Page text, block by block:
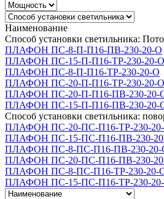
Наименование
Способ установки светильника:
ПЛАФОН ПС-8-П-П16-ПВ-230-20-О
ПЛАФОН ПС-15-П-П16-ТР-230-20-О
ПЛАФОН ПС-8-П-П16-ТР-230-20-О
ПЛАФОН ПС-20-П-П16-ТР-230-20-О
ПЛАФОН ПС-20-П-П16-ПВ-230-20-
ПЛАФОН ПС-15-П-П16-ПВ-230-20-
Способ установки светильника:
ПЛАФОН ПС-20-ПС-П16-ТР-230-
ПЛАФОН ПС-15-ПС-П16-ПВ-230-
ПЛАФОН ПС-8-ПС-П16-ПВ-230-20-
ПЛАФОН ПС-20-ПС-П16-ПВ-230-
ПЛАФОН ПС-8-ПС-П16-ТР-230-20-
ПЛАФОН ПС-15-ПС-П16-ТР-230-